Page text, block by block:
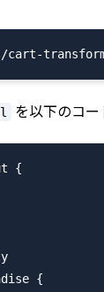
を以下のコー
{
{